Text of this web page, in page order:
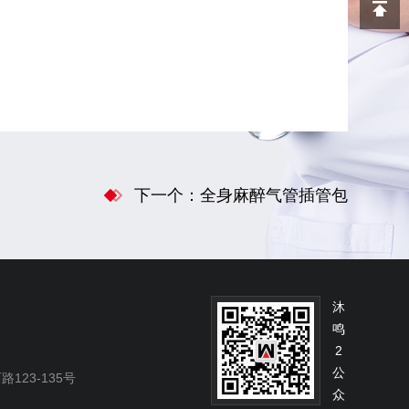
下一个：全身麻醉气管插管包
沐
鸣
2
公
众
123-135号